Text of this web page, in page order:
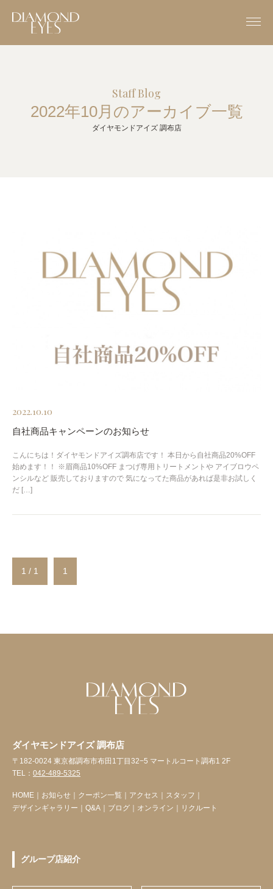
Staff Blog
2022年10月のアーカイブ一覧
ダイヤモンドアイズ 調布店
2022.10.10
自社商品キャンペーンのお知らせ
こんにちは！ダイヤモンドアイズ調布店です！ 本日から自社商品20%OFF
始めます！！ ※眉商品10%OFF まつげ専用トリートメントや アイブロウペ
ンシルなど 販売しておりますので 気になってた商品があれば是非お試しく
だ […]
1 / 1 1
ダイヤモンドアイズ 調布店
〒182-0024 東京都調布市布田1丁目32−5 マートルコート調布1 2F
TEL： 042-489-5325
HOME ｜ お知らせ ｜ クーポン一覧 ｜ アクセス ｜ スタッフ ｜
デザインギャラリー ｜ Q&A ｜ ブログ ｜ オンライン ｜ リクルート
グループ店紹介